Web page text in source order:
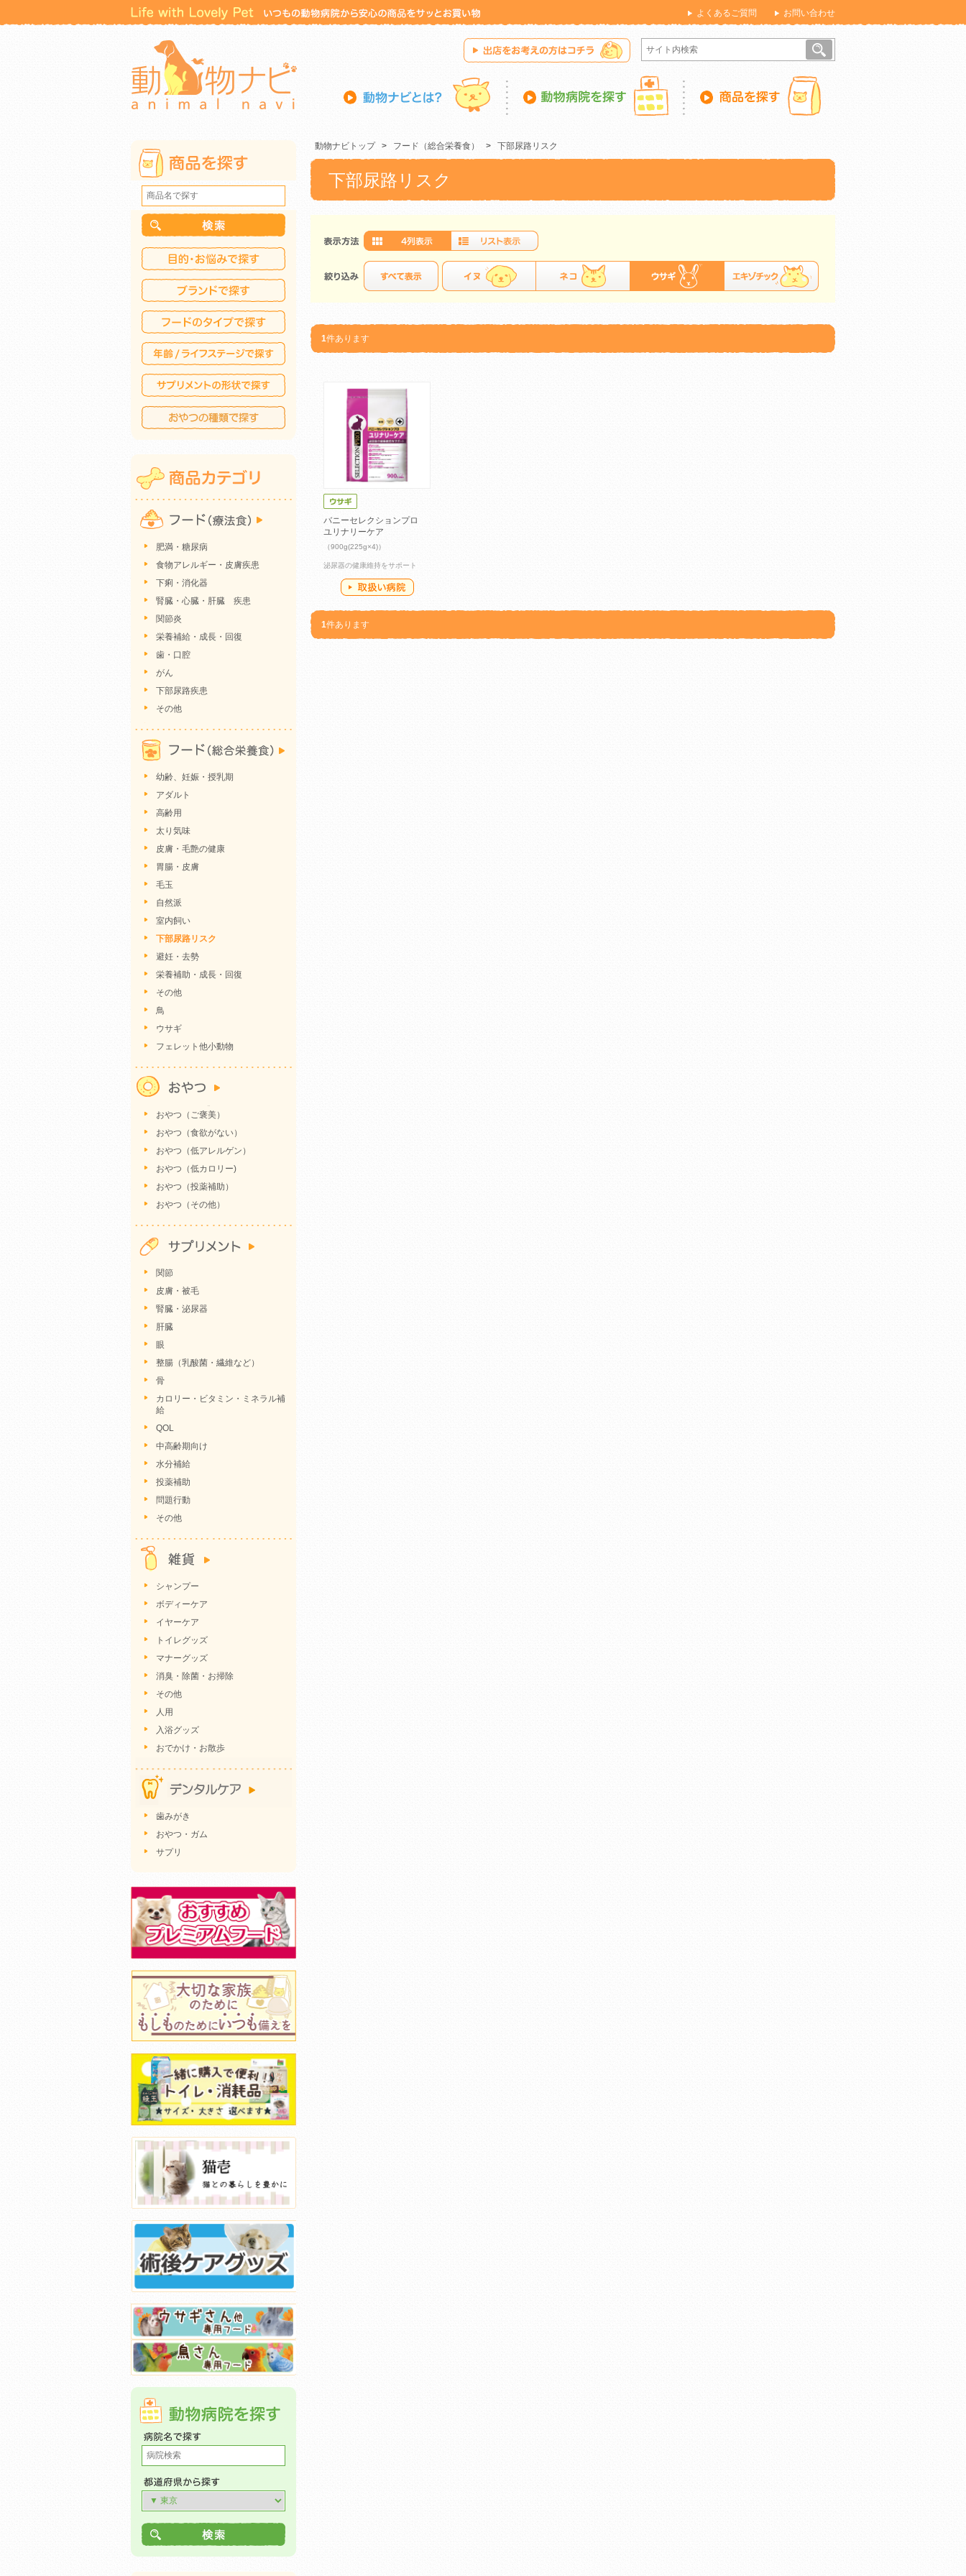
よくあるご質問 お問い合わせ
動物ナビトップ > フード（総合栄養食） > 下部尿路リスク
下部尿路リスク
1件あります
バニーセレクションプロ
ユリナリーケア
（900g(225g×4)）
泌尿器の健康維持をサポート
1件あります
肥満・糖尿病
食物アレルギー・皮膚疾患
下痢・消化器
腎臓・心臓・肝臓 疾患
関節炎
栄養補給・成長・回復
歯・口腔
がん
下部尿路疾患
その他
幼齢、妊娠・授乳期
アダルト
高齢用
太り気味
皮膚・毛艶の健康
胃腸・皮膚
毛玉
自然派
室内飼い
下部尿路リスク
避妊・去勢
栄養補助・成長・回復
その他
鳥
ウサギ
フェレット他小動物
おやつ（ご褒美）
おやつ（食欲がない）
おやつ（低アレルゲン）
おやつ（低カロリー)
おやつ（投薬補助）
おやつ（その他）
関節
皮膚・被毛
腎臓・泌尿器
肝臓
眼
整腸（乳酸菌・繊維など）
骨
カロリー・ビタミン・ミネラル補
給
QOL
中高齢期向け
水分補給
投薬補助
問題行動
その他
シャンプー
ボディーケア
イヤーケア
トイレグッズ
マナーグッズ
消臭・除菌・お掃除
その他
人用
入浴グッズ
おでかけ・お散歩
歯みがき
おやつ・ガム
サプリ